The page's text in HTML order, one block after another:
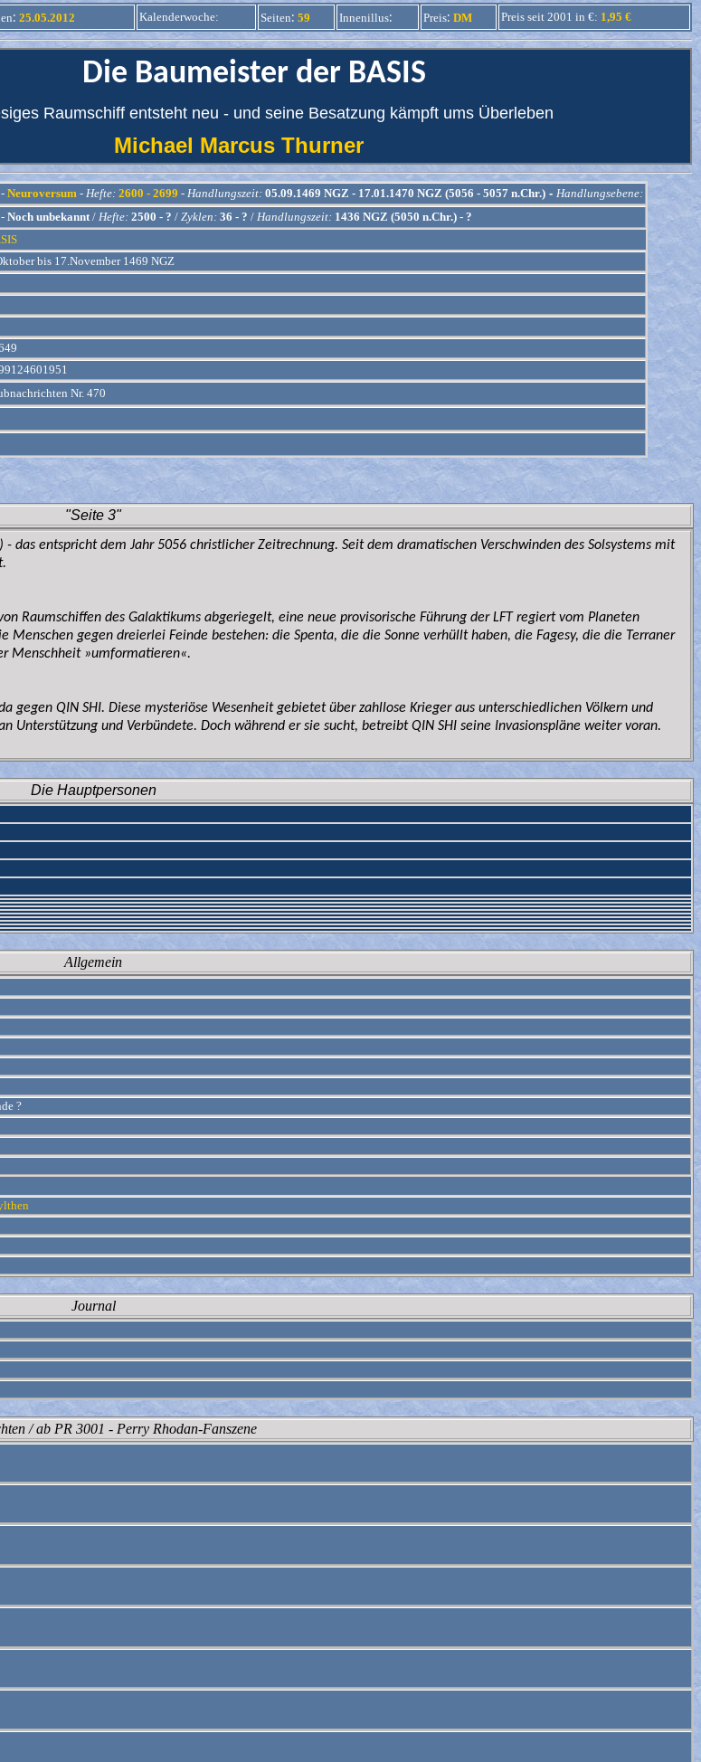
: 25.05.2012 Kalenderwoche: Seiten: 59 Innenillus: Preis: DM Preis seit 2001 in €: 1,95 €
Die Baumeister der BASIS
Raumschiff entsteht neu - und seine Besatzung kämpft ums Überleben
Michael Marcus Thurner
- Neuroversum -Hefte: 2600 - 2699 -Handlungszeit: 05.09.1469 NGZ - 17.01.1470 NGZ (5056 - 5057 n.Chr.)- Handlungsebene:
- Noch unbekannt/ Hefte: 2500 - ? / Zyklen: 36 - ? / Handlungszeit: 1436 NGZ (5050 n.Chr.) - ?
bis 17.November 1469 NGZ
Nr. 470
"Seite 3"
das entspricht dem Jahr 5056 christlicher Zeitrechnung. Seit dem dramatischen Verschwinden des Solsystems mit
Raumschiffen des Galaktikums abgeriegelt, eine neue provisorische Führung der LFT regiert vom Planeten
gegen dreierlei Feinde bestehen: die Spenta, die die Sonne verhüllt haben, die Fagesy, die die Terraner
Menschheit »umformatieren«.
gegen QIN SHI. Diese mysteriöse Wesenheit gebietet über zahllose Krieger aus unterschiedlichen Völkern und
und Verbündete. Doch während er sie sucht, betreibt QIN SHI seine Invasionspläne weiter voran.
Die Hauptpersonen
Allgemein
?
Journal
/ ab PR 3001 - Perry Rhodan-Fanszene